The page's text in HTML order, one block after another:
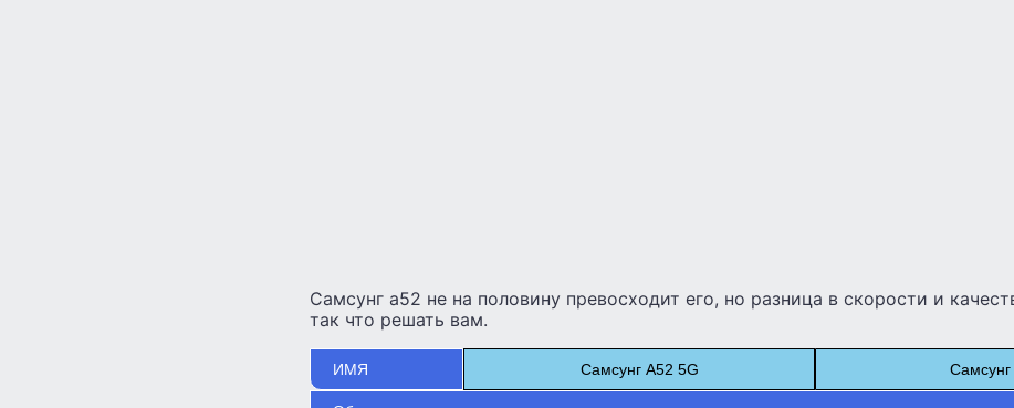
Самсунг а52 не на половину превосходит его, но разница в скорости и
так что решать вам.
ИМЯ Самсунг А52 5G Самсунг